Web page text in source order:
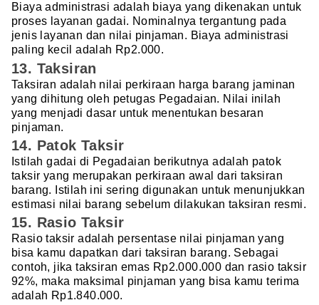
Biaya administrasi adalah biaya yang dikenakan untuk
proses layanan gadai. Nominalnya tergantung pada
jenis layanan dan nilai pinjaman. Biaya administrasi
paling kecil adalah Rp2.000.
13. Taksiran
Taksiran adalah nilai perkiraan harga barang jaminan
yang dihitung oleh petugas Pegadaian. Nilai inilah
yang menjadi dasar untuk menentukan besaran
pinjaman.
14. Patok Taksir
Istilah gadai di Pegadaian berikutnya adalah patok
taksir yang merupakan perkiraan awal dari taksiran
barang. Istilah ini sering digunakan untuk menunjukkan
estimasi nilai barang sebelum dilakukan taksiran resmi.
15. Rasio Taksir
Rasio taksir adalah persentase nilai pinjaman yang
bisa kamu dapatkan dari taksiran barang. Sebagai
contoh, jika taksiran emas Rp2.000.000 dan rasio taksir
92%, maka maksimal pinjaman yang bisa kamu terima
adalah Rp1.840.000.